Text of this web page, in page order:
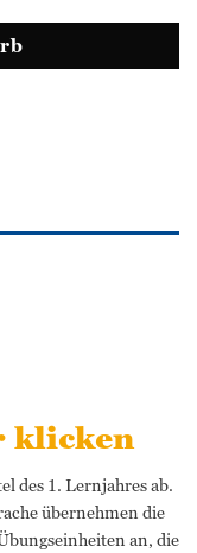
klicken
des 1. Lernjahres ab.
übernehmen die
an, die